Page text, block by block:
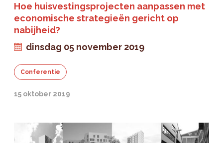
Hoe huisvestingsprojecten aanpassen met
economische strategieën gericht op
nabijheid?
dinsdag 05 november 2019
Conferentie
15 oktober 2019